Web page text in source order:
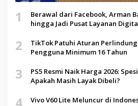
1
Berawal dari Facebook, Arman
hingga Jadi Pusat Layanan
2
TikTok Patuhi Aturan
Pengguna Minimum 16 Tahun
3
PS5 Resmi Naik Harga 2026:
Apakah Masih Layak Dibeli?
4
Vivo V60 Lite Meluncur di